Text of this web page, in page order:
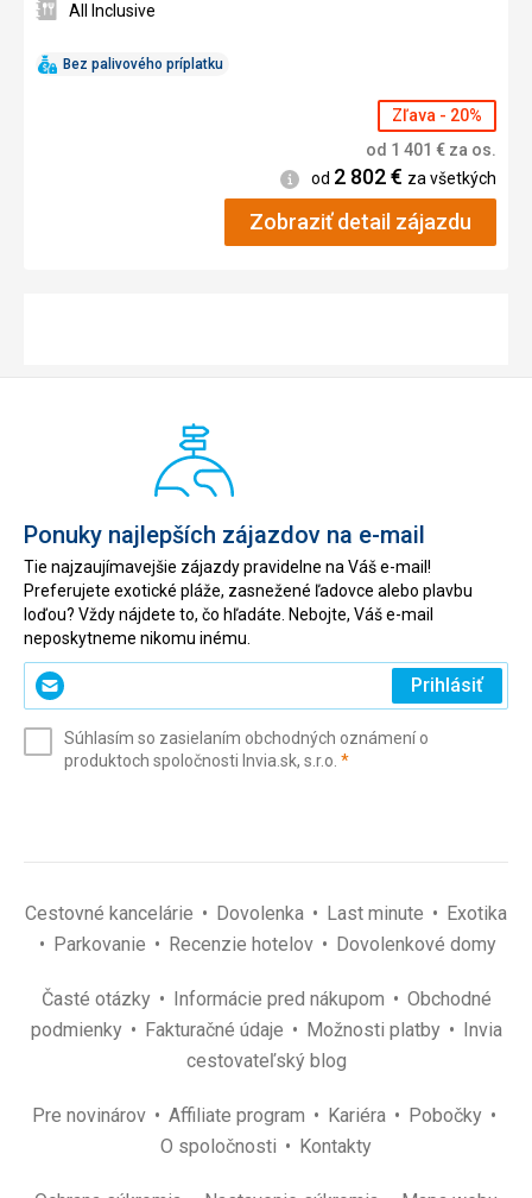
Bez palivového príplatku
All Inclusive
Zľava - 20%
od 1 401 € za os.
Informácie
od 2 802€ za všetkých
Zobraziť detail zájazdu
Ponuky najlepších zájazdov na e-mail
Tie najzaujímavejšie zájazdy pravidelne na Váš e-mail!
Preferujete exotické pláže, zasnežené ľadovce alebo plavbu
loďou? Vždy nájdete to, čo hľadáte. Nebojte, Váš e-mail
neposkytneme nikomu inému.
Zadajte
svoj
(povinné)
Prihlásiť
Súhlasím so zasielaním obchodných oznámení o
produktoch spoločnosti Invia.sk, s.r.o. *(povinné)
Cestovné kancelárie Dovolenka Last minute
Exotika
Parkovanie
Recenzie hotelov Dovolenkové domy
Časté otázky Informácie pred nákupom
Obchodné
podmienky
Fakturačné údaje Možnosti platby
Invia
cestovateľský blog
Pre novinárov Affiliate program Kariéra
Pobočky
O spoločnosti
Kontakty